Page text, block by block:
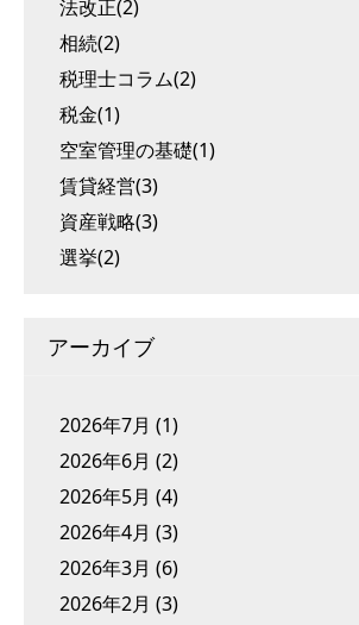
法改正(2)
相続(2)
税理士コラム(2)
税金(1)
空室管理の基礎(1)
賃貸経営(3)
資産戦略(3)
選挙(2)
アーカイブ
2026年7月 (1)
2026年6月 (2)
2026年5月 (4)
2026年4月 (3)
2026年3月 (6)
2026年2月 (3)